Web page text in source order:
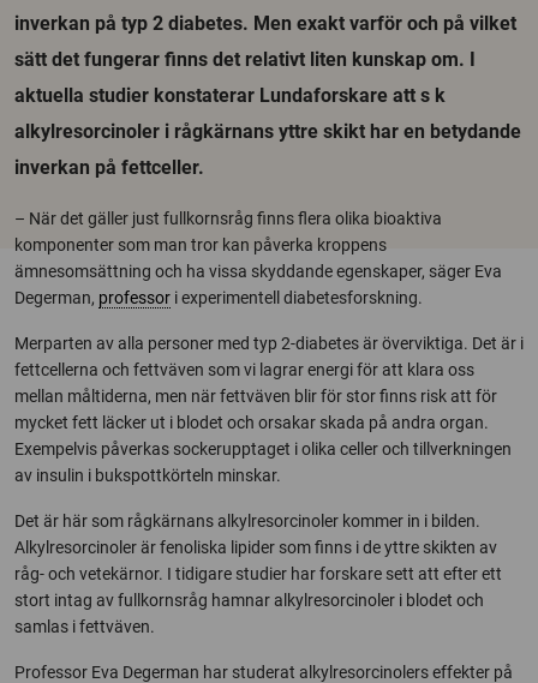
inverkan på typ 2 diabetes. Men exakt varför och på vilket
sätt det fungerar finns det relativt liten kunskap om. I
aktuella studier konstaterar Lundaforskare att s k
alkylresorcinoler i rågkärnans yttre skikt har en betydande
inverkan på fettceller.
– När det gäller just fullkornsråg finns flera olika bioaktiva
komponenter som man tror kan påverka kroppens
ämnesomsättning och ha vissa skyddande egenskaper, säger Eva
Degerman, professor i experimentell diabetesforskning.
Merparten av alla personer med typ 2-diabetes är överviktiga. Det är i
fettcellerna och fettväven som vi lagrar energi för att klara oss
mellan måltiderna, men när fettväven blir för stor finns risk att för
mycket fett läcker ut i blodet och orsakar skada på andra organ.
Exempelvis påverkas sockerupptaget i olika celler och tillverkningen
av insulin i bukspottkörteln minskar.
Det är här som rågkärnans alkylresorcinoler kommer in i bilden.
Alkylresorcinoler är fenoliska lipider som finns i de yttre skikten av
råg- och vetekärnor. I tidigare studier har forskare sett att efter ett
stort intag av fullkornsråg hamnar alkylresorcinoler i blodet och
samlas i fettväven.
Professor Eva Degerman har studerat alkylresorcinolers effekter på